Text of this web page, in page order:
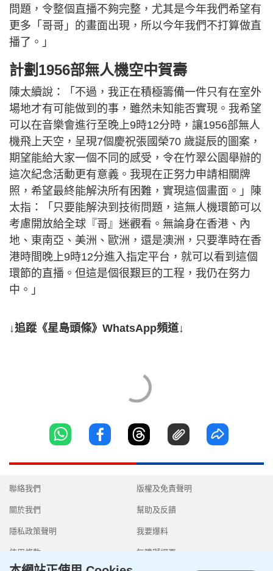
問題，令整個直播不夠完整，尤其是今年我們希望有
更多「哥哥」的畫面出現，所以今年我們不打算做直
播了。」
計劃1956部無人機空中賀壽
陳太續說：「不過，我正在積極籌備一件只有在室外
場地才有可能做到的事，雖然未知能否實現。我希望
可以在音樂會進行至晚上9時12分時，讓1956部無人
機飛上天空，呈現7個慶祝張國榮70 歲誕辰的圖案，
期望能給大家一個不同的感受，令在竹翠公園舉辦的
這次紀念活動更有意義。我現在正努力申請相關牌
照，希望最終能解決所有困難，實現這個畫面。」陳
太指：「只要能解決到技術問題，這無人機環節可以
考慮開放給全球『哥』迷觀看。無論身在香港、內
地、東南亞、美洲、歐洲，還是澳洲，只要準時在香
港時間晚上9時12分進入指定平台，就可以看到這個
環節的直播。但這是個很艱巨的工程，我仍在努力
中。」
↓追蹤《星島頭條》WhatsApp頻道↓
聯絡我們
關於我們
隱私政策聲明
使用條款
版權及免責聲明
幫助及反饋
我要爆料
無障礙網頁